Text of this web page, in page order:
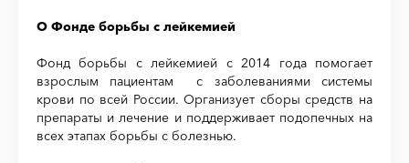
О Фонде борьбы с лейкемией
Фонд борьбы с лейкемией с 2014 года помогает
взрослым пациентам с заболеваниями системы
крови по всей России. Организует сборы средств на
препараты и лечение и поддерживает подопечных на
всех этапах борьбы с болезнью.